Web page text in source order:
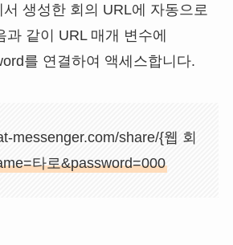
생성한 회의 URL에 자동으로
같이 URL 매개 변수에
를 연결하여 액세스합니다.
messenger.com/share/{웹 회
타로&password=000